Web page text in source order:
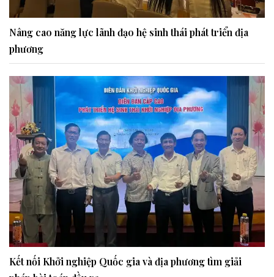
Nâng cao năng lực lãnh đạo hệ sinh thái phát triển địa
phương
Kết nối Khởi nghiệp Quốc gia và địa phương tìm giải